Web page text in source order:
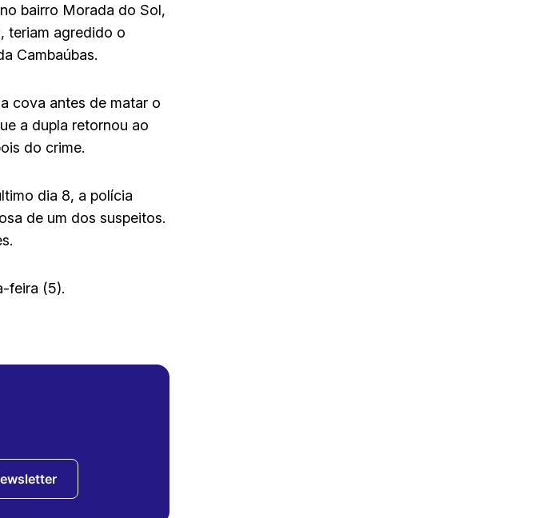
bairro Morada do Sol,
teriam agredido o
Cambaúbas.
cova antes de matar o
a dupla retornou ao
do crime.
dia 8, a polícia
de um dos suspeitos.
feira (5).